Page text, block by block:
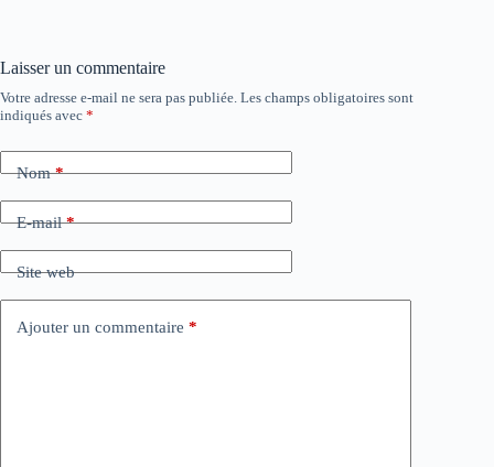
Laisser un commentaire
Votre adresse e-mail ne sera pas publiée. Les champs obligatoires sont
indiqués avec *
Nom*
E-mail*
Site web
Ajouter un commentaire *